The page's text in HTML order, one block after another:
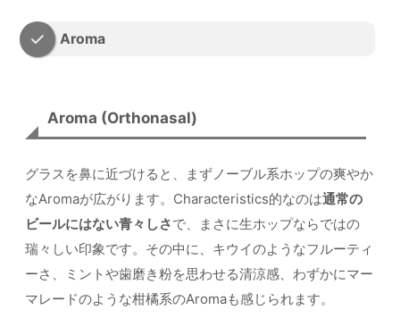
Aroma
Aroma (Orthonasal)
グラスを鼻に近づけると、まずノーブル系ホップの爽やか
なAromaが広がります。Characteristics的なのは通常の
ビールにはない青々しさで、まさに生ホップならではの
瑞々しい印象です。その中に、キウイのようなフルーティ
ーさ、ミントや歯磨き粉を思わせる清涼感、わずかにマー
マレードのような柑橘系のAromaも感じられます。